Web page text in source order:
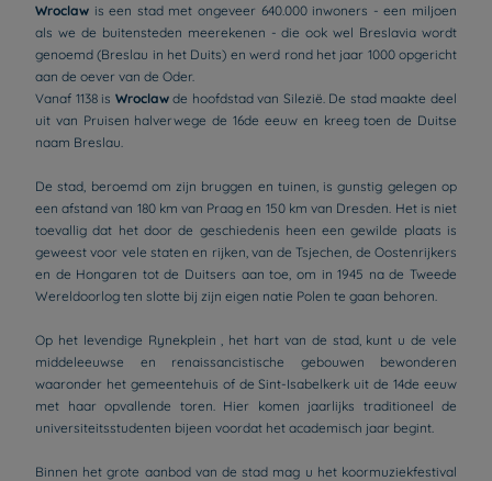
Wroclaw is een stad met ongeveer 640.000 inwoners - een miljoen
als we de buitensteden meerekenen - die ook wel Breslavia wordt
genoemd (Breslau in het Duits) en werd rond het jaar 1000 opgericht
aan de oever van de Oder.
Vanaf 1138 is Wroclawde hoofdstad van Silezië. De stad maakte deel
uit van Pruisen halverwege de 16de eeuw en kreeg toen de Duitse
naam Breslau.
De stad, beroemd om zijn bruggen en tuinen, is gunstig gelegen op
een afstand van 180 km van Praag en 150 km van Dresden. Het is niet
toevallig dat het door de geschiedenis heen een gewilde plaats is
geweest voor vele staten en rijken, van de Tsjechen, de Oostenrijkers
en de Hongaren tot de Duitsers aan toe, om in 1945 na de Tweede
Wereldoorlog ten slotte bij zijn eigen natie Polen te gaan behoren.
Op het levendige Rynekplein , het hart van de stad, kunt u de vele
middeleeuwse en renaissancistische gebouwen bewonderen
waaronder het gemeentehuis of de Sint-Isabelkerk uit de 14de eeuw
met haar opvallende toren. Hier komen jaarlijks traditioneel de
universiteitsstudenten bijeen voordat het academisch jaar begint.
Binnen het grote aanbod van de stad mag u het koormuziekfestival